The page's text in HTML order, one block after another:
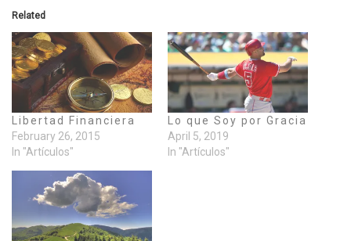
Related
Libertad Financiera
February 26, 2015
In "Artículos"
Lo que Soy por Gracia
April 5, 2019
In "Artículos"